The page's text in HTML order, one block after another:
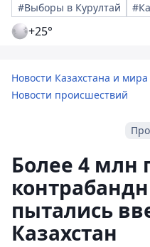
#Выборы в Курултай
+25°
Новости Казахстана и мира
Новости происшествий
Более 4 млн
пытались
Казахстан